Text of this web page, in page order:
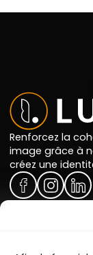
Renforcez la
image grâce à
créez une